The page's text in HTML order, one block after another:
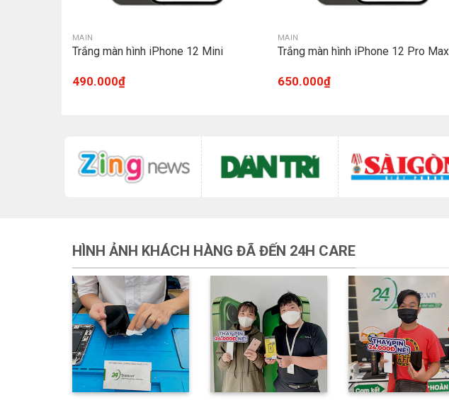
MAIN
Trắng màn hình iPhone 12 Mini
490.000₫
MAIN
Trắng màn hình iPhone 12 Pro Max
650.000₫
HÌNH ẢNH KHÁCH HÀNG ĐÃ ĐẾN 24H CARE